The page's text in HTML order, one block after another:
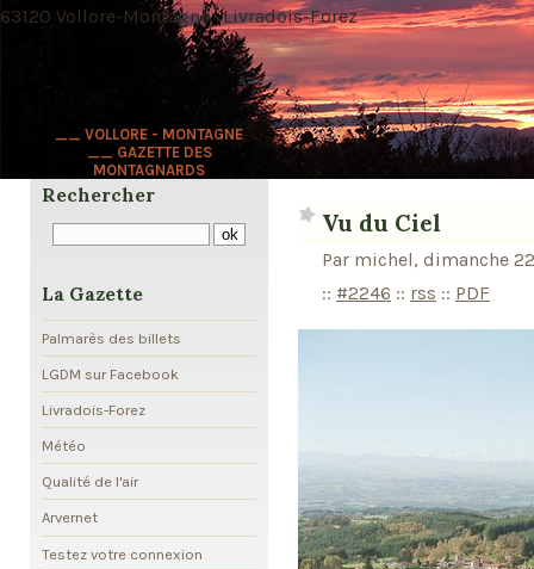
__ VOLLORE - MONTAGNE
__ GAZETTE DES
MONTAGNARDS
63120 Vollore-Montagne · Livradois-Forez
Vu du Ciel
Par michel, dimanche
:: #2246 :: rss :: PDF
Rechercher
La Gazette
Palmarès des billets
LGDM sur Facebook
Livradois-Forez
Météo
Qualité de l'air
Arvernet
Testez votre connexion